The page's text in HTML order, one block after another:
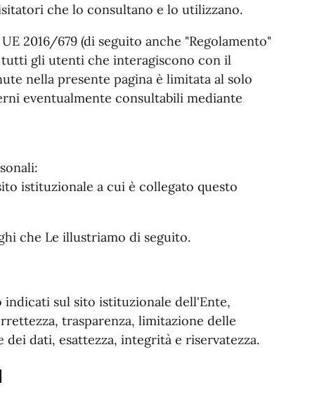
che lo consultano e lo utilizzano.
2016/679 (di seguito anche "Regolamento"
tutti gli utenti che interagiscono con il
nella presente pagina è limitata al solo
eventualmente consultabili mediante
istituzionale a cui è collegato questo
che Le illustriamo di seguito.
indicati sul sito istituzionale dell'Ente,
trasparenza, limitazione delle
dati, esattezza, integrità e riservatezza.